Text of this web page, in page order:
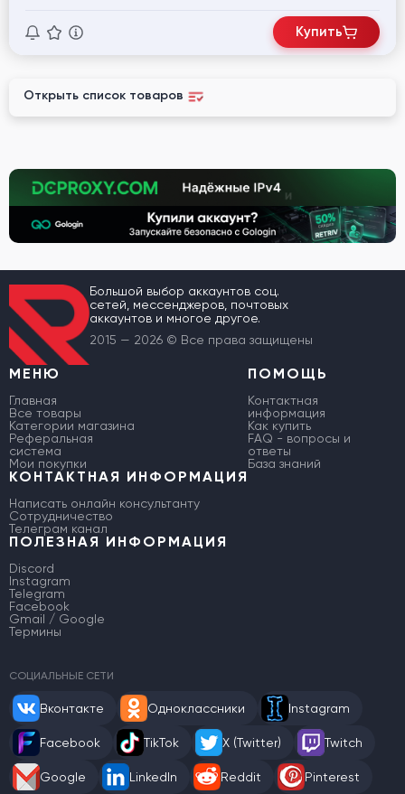
Купить
Открыть список товаров
Большой выбор аккаунтов соц.
сетей, мессенджеров, почтовых
аккаунтов и многое другое.
2015 — 2026 © Все права защищены
МЕНЮ
Главная
Все товары
Категории магазина
Реферальная
система
Мои покупки
ПОМОЩЬ
Контактная
информация
Как купить
FAQ - вопросы и
ответы
База знаний
КОНТАКТНАЯ ИНФОРМАЦИЯ
Написать онлайн консультанту
Сотрудничество
Телеграм канал
ПОЛЕЗНАЯ ИНФОРМАЦИЯ
Discord
Instagram
Telegram
Facebook
Gmail / Google
Термины
СОЦИАЛЬНЫЕ СЕТИ
Вконтакте Одноклассники Instagram
Facebook TikTok X (Twitter) Twitch
Google LinkedIn Reddit Pinterest